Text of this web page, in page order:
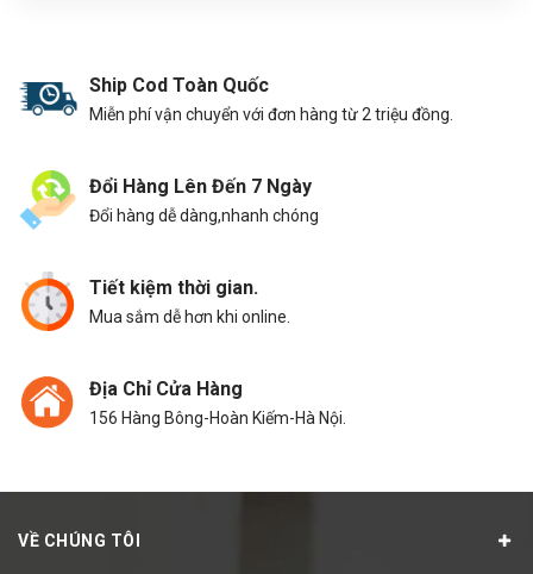
Ship Cod Toàn Quốc
Miễn phí vận chuyển với đơn hàng từ 2 triệu đồng.
Đổi Hàng Lên Đến 7 Ngày
Đổi hàng dễ dàng,nhanh chóng
Tiết kiệm thời gian.
Mua sắm dễ hơn khi online.
Địa Chỉ Cửa Hàng
156 Hàng Bông-Hoàn Kiếm-Hà Nội.
VỀ CHÚNG TÔI